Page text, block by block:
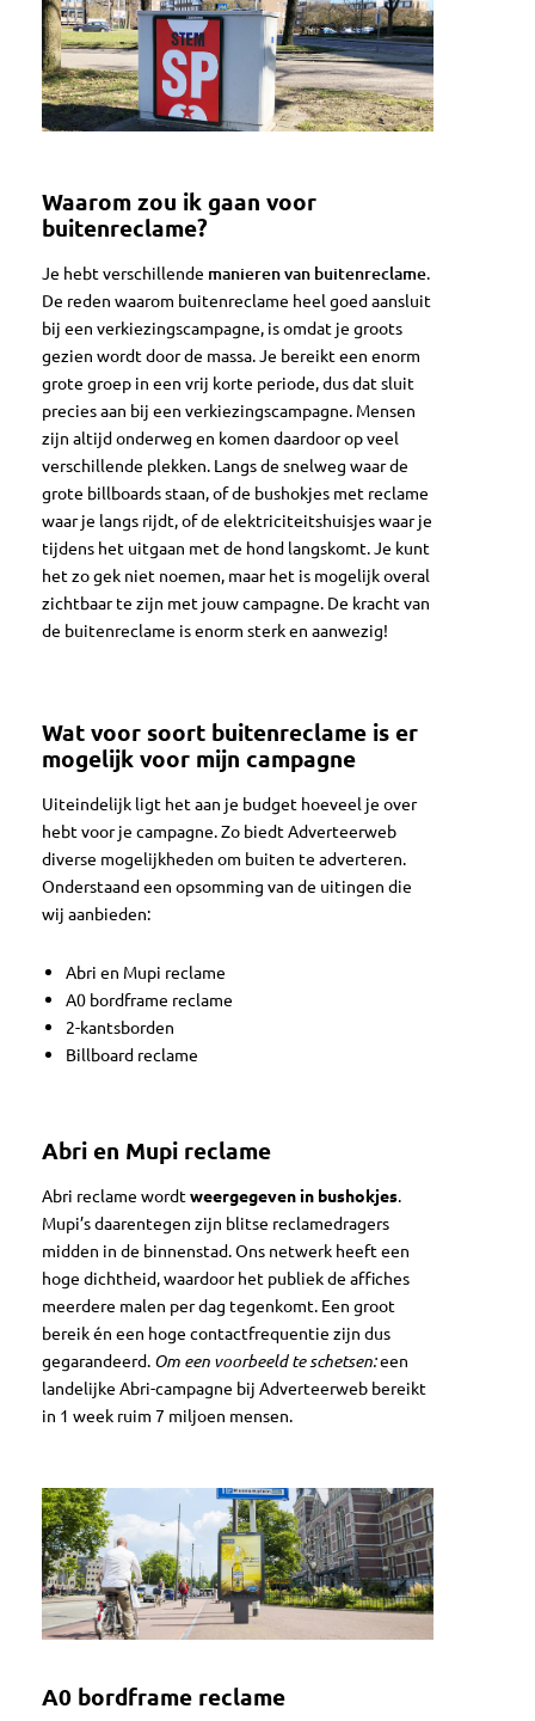
Waarom zou ik gaan voor
buitenreclame?
Je hebt verschillende manieren van buitenreclame.
De reden waarom buitenreclame heel goed aansluit
bij een verkiezingscampagne, is omdat je groots
gezien wordt door de massa. Je bereikt een enorm
grote groep in een vrij korte periode, dus dat sluit
precies aan bij een verkiezingscampagne. Mensen
zijn altijd onderweg en komen daardoor op veel
verschillende plekken. Langs de snelweg waar de
grote billboards staan, of de bushokjes met reclame
waar je langs rijdt, of de elektriciteitshuisjes waar je
tijdens het uitgaan met de hond langskomt. Je kunt
het zo gek niet noemen, maar het is mogelijk overal
zichtbaar te zijn met jouw campagne. De kracht van
de buitenreclame is enorm sterk en aanwezig!
Wat voor soort buitenreclame is er
mogelijk voor mijn campagne
Uiteindelijk ligt het aan je budget hoeveel je over
hebt voor je campagne. Zo biedt Adverteerweb
diverse mogelijkheden om buiten te adverteren.
Onderstaand een opsomming van de uitingen die
wij aanbieden:
Abri en Mupi reclame
A0 bordframe reclame
2-kantsborden
Billboard reclame
Abri en Mupi reclame
Abri reclame wordtweergegeven in bushokjes.
Mupi’s daarentegen zijn blitse reclamedragers
midden in de binnenstad. Ons netwerk heeft een
hoge dichtheid, waardoor het publiek de affiches
meerdere malen per dag tegenkomt. Een groot
bereik én een hoge contactfrequentie zijn dus
gegarandeerd. Om een voorbeeld te schetsen:een
landelijke Abri-campagne bij Adverteerweb bereikt
in 1 week ruim 7 miljoen mensen.
A0 bordframe reclame